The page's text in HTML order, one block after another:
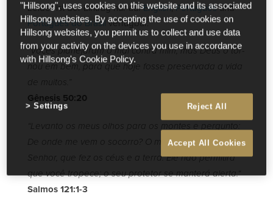
Leider ist der Eintrag nur aufEnglish,Portuguêsund
Português do Brasilverfügbar.
“Vocês planejaram o mal contra mim, mas Deus o tor­
nou em bem, para que hoje fosse preservada a vida
de muitos.”
Gênesis 50:20
“Levanto os meus olhos para os montes e pergunto:
De onde me vem o socorro? O meu socorro vem do
Senhor, que fez os céus e a terra. Ele não permitirá
que você tropece; o seu protetor se manterá alerta.“
Salmos 121:1-3
"Hillsong", uses cookies on this website and its associated
Hillsong websites. By accepting the use of cookies on
Hillsong websites, you permit us to collect and use data
from your activity on the devices you use in accordance
with Hillsong's Cookie Policy.
Reject All
Accept All Cookies
Settings